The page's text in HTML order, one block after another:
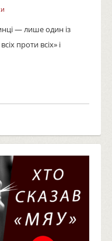
— лише один із
проти всіх» і